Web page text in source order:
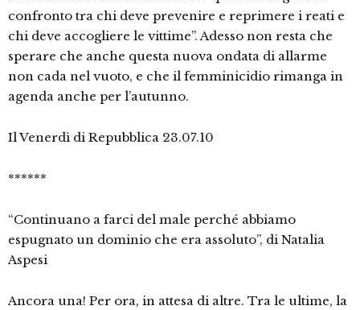
confronto tra chi deve prevenire e reprimere i reati e
chi deve accogliere le vittime”. Adesso non resta che
sperare che anche questa nuova ondata di allarme
non cada nel vuoto, e che il femminicidio rimanga in
agenda anche per l’autunno.
Il Venerdì di Repubblica 23.07.10
******
“Continuano a farci del male perché abbiamo
espugnato un dominio che era assoluto”, di Natalia
Aspesi
Ancora una! Per ora, in attesa di altre. Tra le ultime, la